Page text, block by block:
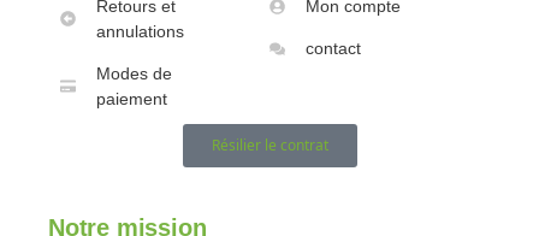
Retours et
annulations
Modes de
paiement
Mon compte
contact
Résilier le contrat
Notre mission